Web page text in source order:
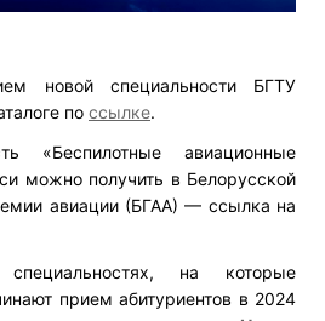
новой специальности БГТУ
по ссылке.
«Беспилотные авиационные
можно получить в Белорусской
авиации (БГАА) — ссылка на
на которые
прием абитуриентов в 2024